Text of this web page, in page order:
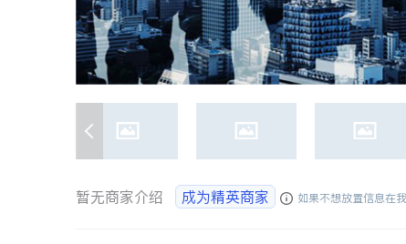
暂无商家介绍 成为精英商家 如果不想放置信息在